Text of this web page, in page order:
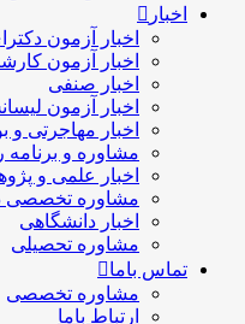
اخبار
اخبار آزمون
اخبار آزمون
اخبار صنفی
اخبار آزمون
اخبار مهاجرتی و
مشاوره و برنامه
اخبار علمی و
مشاوره تخصصی
اخبار دانشگاهی
مشاوره تحصیلی
تماس باما
مشاوره تخصصی
ارتباط باما